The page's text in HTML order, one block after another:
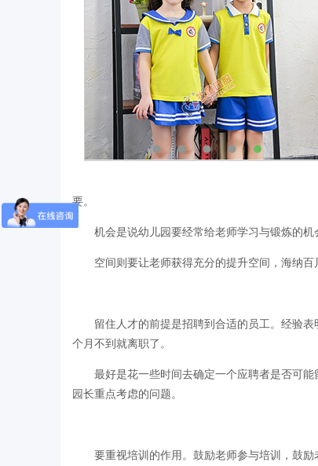
要。
机会是说幼儿园要经常给老师学习与锻炼的
空间则要让老师获得充分的提升空间，海纳
留住人才的前提是招聘到合适的员工。经验
个月不到就离职了。
最好是花一些时间去确定一个应聘者是否可
园长重点考虑的问题。
要重视培训的作用。鼓励老师参与培训，鼓励